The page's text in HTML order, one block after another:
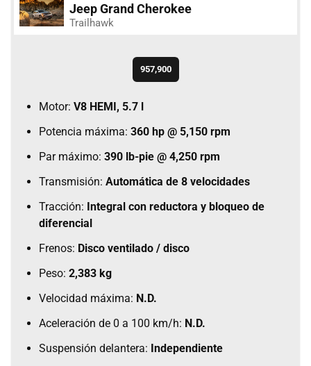
Jeep Grand Cherokee
Trailhawk
957,900
Motor: V8 HEMI, 5.7 l
Potencia máxima: 360 hp @ 5,150 rpm
Par máximo: 390 lb-pie @ 4,250 rpm
Transmisión: Automática de 8 velocidades
Tracción: Integral con reductora y bloqueo de
diferencial
Frenos: Disco ventilado / disco
Peso: 2,383 kg
Velocidad máxima: N.D.
Aceleración de 0 a 100 km/h: N.D.
Suspensión delantera: Independiente